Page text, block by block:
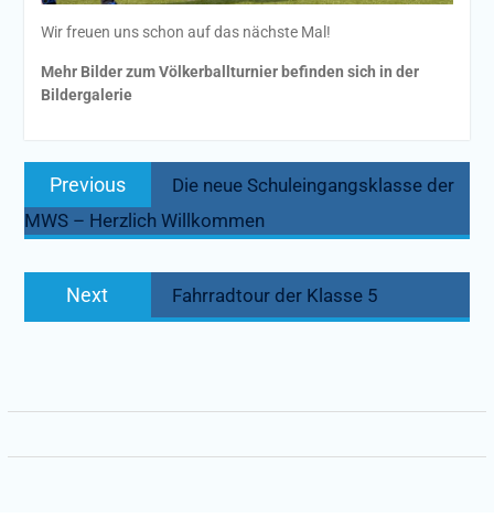
Wir freuen uns schon auf das nächste Mal!
Mehr Bilder zum Völkerballturnier befinden sich in der
Bildergalerie
Beitragsnavigation
Previous
Previous
post:
Die neue Schuleingangsklasse der
MWS – Herzlich Willkommen
Next
Next
post:
Fahrradtour der Klasse 5